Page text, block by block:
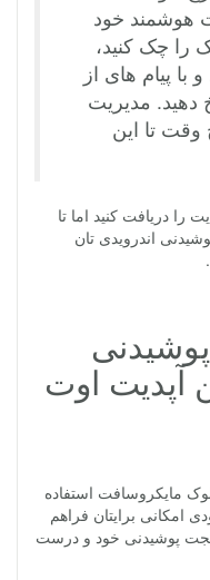
هوشمند خود
را چک کنید،
با پیام های از
دهید. مدیریت
وقت تا این
را دریافت کنید اما تا
اندرویدی تان
پوشیدنی
آپدیت اوت
مایکروسافت استفاده
امکانی برایتان فراهم
گجت پوشیدنی خود و درست